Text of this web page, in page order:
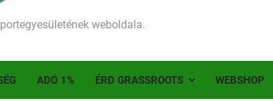
weboldala.
ADÓ 1% ÉRD GRASSROOTS WEBSHOP